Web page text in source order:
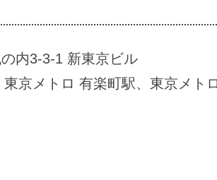
内3-3-1 新東京ビル
東京メトロ 有楽町駅、東京メ